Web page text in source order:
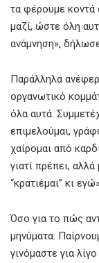
τα φέρουμε κοντά
μαζί, ώστε όλη
ανάμνηση»,
Παράλληλα
οργανωτικό
όλα αυτά.
επιμελούμαι,
χαίρομαι από
γιατί πρέπει,
“κρατιέμαι” κι
Όσο για το πώς
μηνύματα.
γινόμαστε για